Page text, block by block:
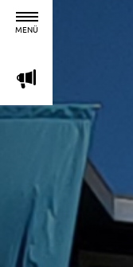
MENÜ
m